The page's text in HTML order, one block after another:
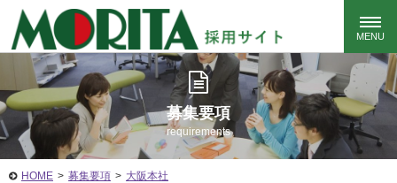
募集要項
requirements
HOME > 募集要項 > 大阪本社